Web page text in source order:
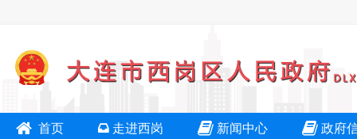
首页 走进西岗 新闻中心 政府